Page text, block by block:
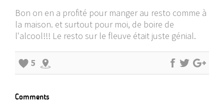
Bon on en a profité pour manger au resto comme à
la maison. et surtout pour moi, de boire de
l'alcool!!! Le resto sur le fleuve était juste génial.
5
Comments